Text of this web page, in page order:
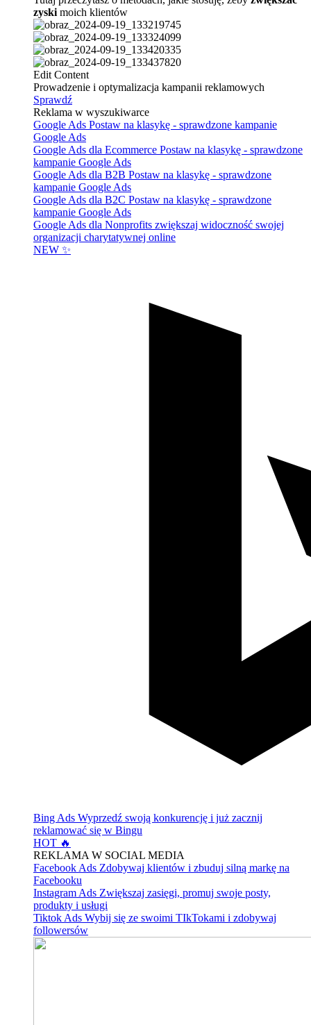
zyski moich klientów
Edit Content
Prowadzenie i optymalizacja kampanii reklamowych
Sprawdź
Reklama w wyszukiwarce
Google Ads Postaw na klasykę - sprawdzone kampanie
Google Ads
Google Ads dla Ecommerce Postaw na klasykę - sprawdzone
kampanie Google Ads
Google Ads dla B2B Postaw na klasykę - sprawdzone
kampanie Google Ads
Google Ads dla B2C Postaw na klasykę - sprawdzone
kampanie Google Ads
Google Ads dla Nonprofits zwiększaj widoczność swojej
organizacji charytatywnej online
NEW ✨
Bing Ads Wyprzedź swoją konkurencję i już zacznij
reklamować się w Bingu
HOT 🔥
REKLAMA W SOCIAL MEDIA
Facebook Ads Zdobywaj klientów i zbuduj silną markę na
Facebooku
Instagram Ads Zwiększaj zasięgi, promuj swoje posty,
produkty i usługi
Tiktok Ads Wybij się ze swoimi TIkTokami i zdobywaj
followersów